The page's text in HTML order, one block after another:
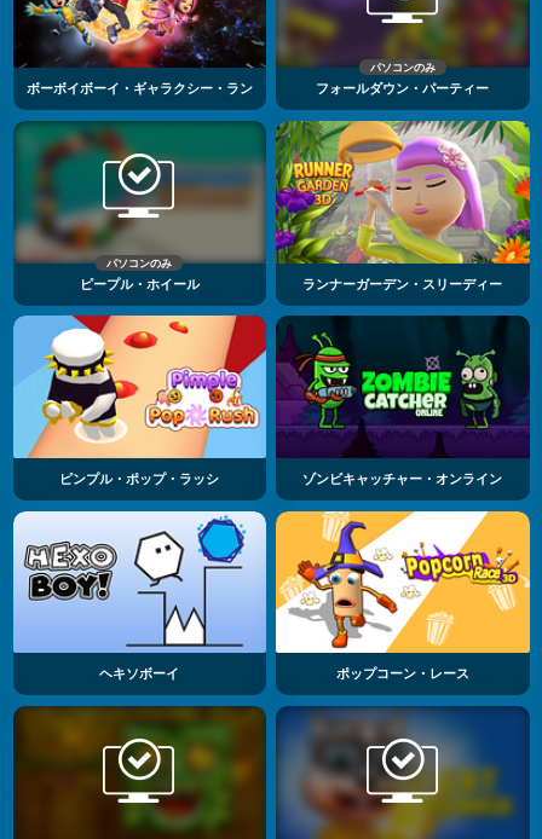
ボーボイボーイ・ギャラクシー・ラン
パソコンのみ
フォールダウン・パーティー
パソコンのみ
ピープル・ホイール ランナーガーデン・スリーディー
ピンプル・ポップ・ラッシ ゾンビキャッチャー・オンライン
ヘキソボーイ ポップコーン・レース